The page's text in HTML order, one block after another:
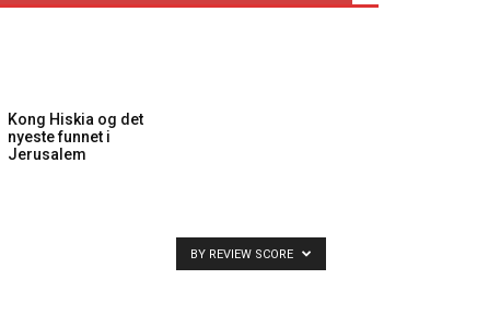
Kong Hiskia og det
nyeste funnet i
Jerusalem
BY REVIEW SCORE